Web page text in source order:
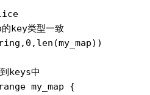
key类型一致
keys中
my_map {